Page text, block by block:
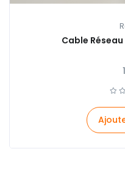
Cable Réseau